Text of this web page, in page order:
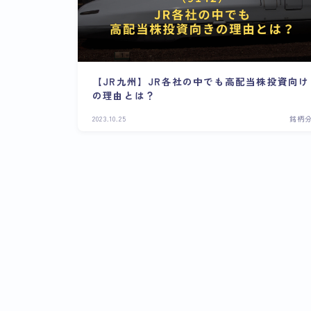
【JR九州】JR各社の中でも高配当株投資向け
の理由とは？
2023.10.25 銘柄